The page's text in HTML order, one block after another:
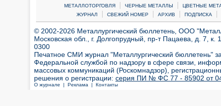
МЕТАЛЛОТОРГОВЛЯ | ЧЕРНЫЕ МЕТАЛЛЫ |
ЦВЕТНЫЕ
ЖУРНАЛ
| СВЕЖИЙ НОМЕР | АРХИВ | ПОДПИСКА |
© 2002-2026 Металлургический бюллетень, ООО
Московская обл., г. Долгопрудный, пр-т Пацаева, д. 7,
0300
Печатное СМИ журнал "Металлургический бюллетень"
Федеральной службой по надзору в сфере связи,
массовых коммуникаций (Роскомнадзор),
решения о регистрации: серия ПИ № ФС 77 - 85902 от 04
О журнале | Реклама | Контакты